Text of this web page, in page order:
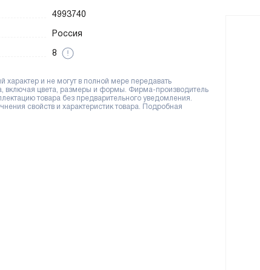
4993740
Россия
8
и не могут в полной мере передавать
включая цвета, размеры и формы. Фирма-производитель
товара без предварительного уведомления.
свойств и характеристик товара. Подробная